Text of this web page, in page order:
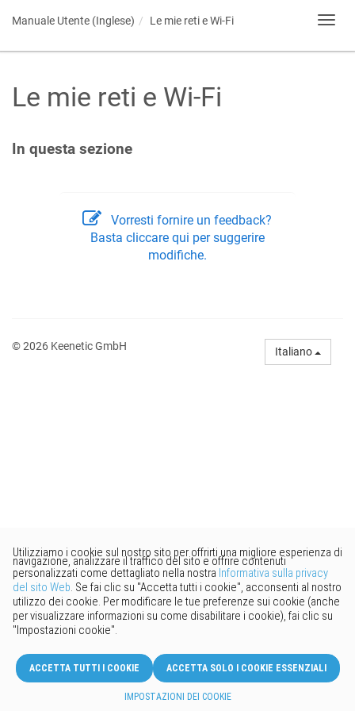
Manuale Utente (Inglese) Le mie reti e Wi-Fi
Le mie reti e Wi-Fi
In questa sezione
Vorresti fornire un feedback?
Basta cliccare qui per suggerire
modifiche.
© 2026 Keenetic GmbH Italiano